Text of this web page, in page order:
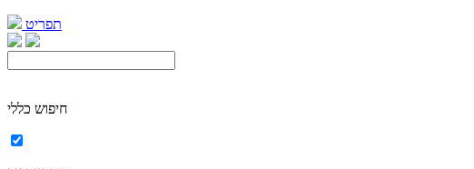
תפריט
חיפוש כללי